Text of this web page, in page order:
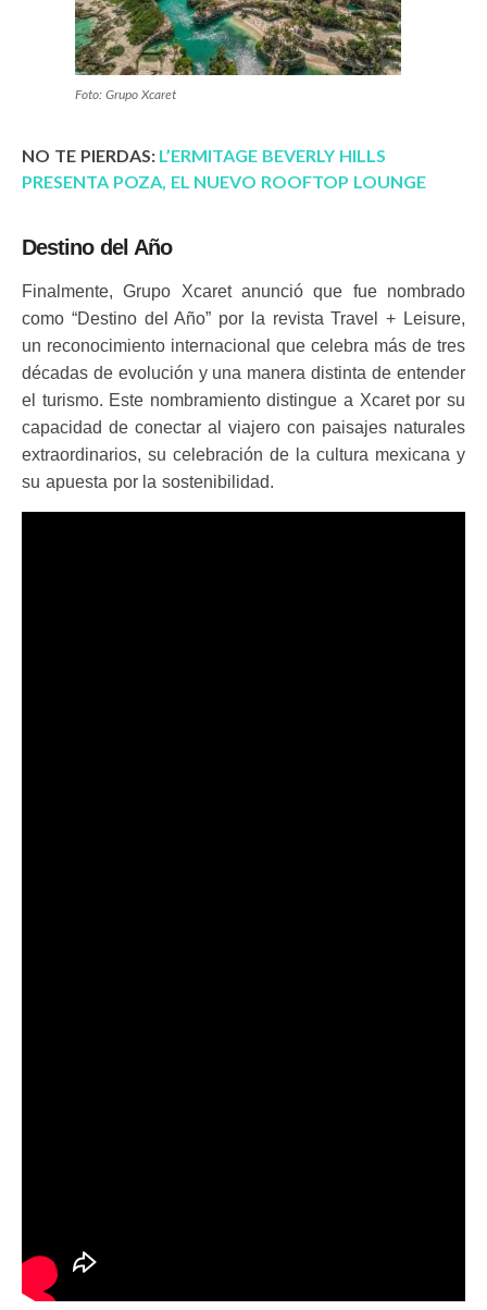
Foto: Grupo Xcaret
NO TE PIERDAS: L’ERMITAGE BEVERLY HILLS
PRESENTA POZA, EL NUEVO ROOFTOP LOUNGE
Destino del Año
Finalmente, Grupo Xcaret anunció que fue nombrado
como “Destino del Año” por la revista Travel + Leisure,
un reconocimiento internacional que celebra más de tres
décadas de evolución y una manera distinta de entender
el turismo. Este nombramiento distingue a Xcaret por su
capacidad de conectar al viajero con paisajes naturales
extraordinarios, su celebración de la cultura mexicana y
su apuesta por la sostenibilidad.